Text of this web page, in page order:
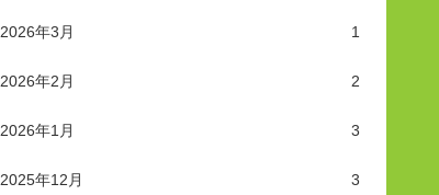
2026年3月 1
2026年2月 2
2026年1月 3
2025年12月 3